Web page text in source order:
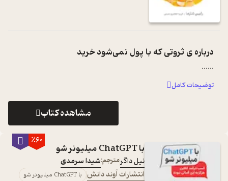
درباره یثروتی که با پول نمی‌شود خرید
...
...
توضیحات کامل
مشاهده کتاب
٪60
با ChatGPT میلیونر شو
نیل داگرمترجم:شیدا سرمدی
انتشارات آوند دانش
با ChatGPT میلیونر شو